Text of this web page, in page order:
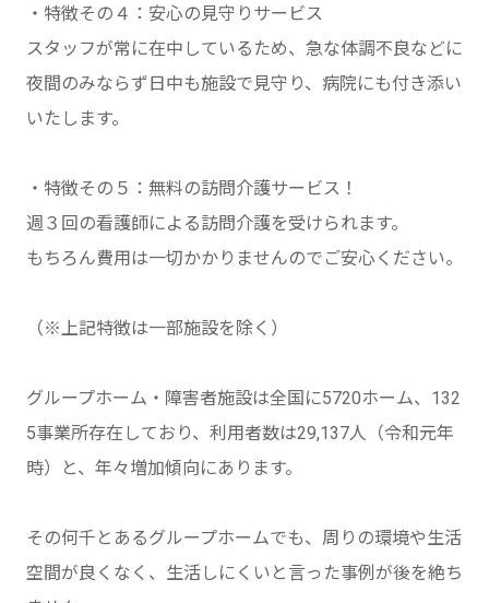
・特徴その４：安心の見守りサービス
スタッフが常に在中しているため、急な体調不良などに
夜間のみならず日中も施設で見守り、病院にも付き添い
いたします。
・特徴その５：無料の訪問介護サービス！
週３回の看護師による訪問介護を受けられます。
もちろん費用は一切かかりませんのでご安心ください。
（※上記特徴は一部施設を除く）
グループホーム・障害者施設は全国に5720ホーム、132
5事業所存在しており、利用者数は29,137人（令和元年
時）と、年々増加傾向にあります。
その何千とあるグループホームでも、周りの環境や生活
空間が良くなく、生活しにくいと言った事例が後を絶ち